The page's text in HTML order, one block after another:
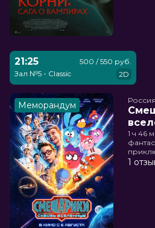
21:25
Зал №5 - Classic
500 / 550 руб.
2D
Меморандум Россия
1 ч 46
1